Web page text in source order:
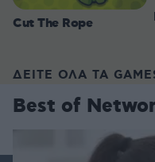
Cut The Rope
ΔΕΙΤΕ ΟΛΑ ΤΑ
Best of